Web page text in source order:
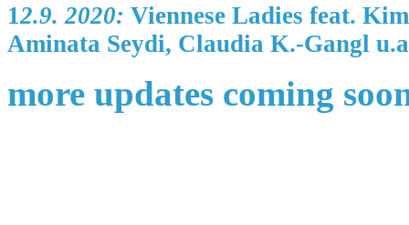
12.9. 2020: Viennese Ladies feat.
Aminata Seydi, Claudia K.-Gangl
more updates coming